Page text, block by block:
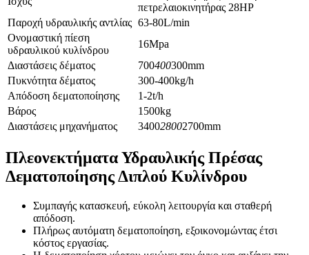
πετρελαιοκινητήρας 28HP
Παροχή υδραυλικής αντλίας 63-80L/min
Ονομαστική πίεση
υδραυλικού κυλίνδρου
16Mpa
Διαστάσεις δέματος
700400300mm
Πυκνότητα δέματος
300-400kg/h
Απόδοση δεματοποίησης
1-2t/h
Βάρος
1500kg
Διαστάσεις μηχανήματος
340028002700mm
Πλεονεκτήματα Υδραυλικής Πρέσας
Δεματοποίησης Διπλού Κυλίνδρου
Συμπαγής κατασκευή, εύκολη λειτουργία και σταθερή
απόδοση.
Πλήρως αυτόματη δεματοποίηση, εξοικονομώντας έτσι
κόστος εργασίας.